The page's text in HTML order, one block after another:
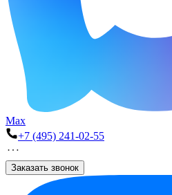
Max
+7 (495) 241-02-55
Заказать звонок